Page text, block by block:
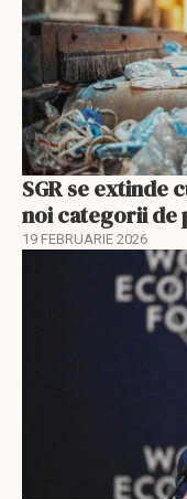
SGR se extinde
noi categorii de
19 FEBRUARIE 2026